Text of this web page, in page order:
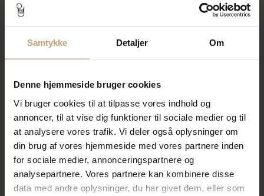
Samtykke Detaljer Om
Denne hjemmeside bruger cookies
Vi bruger cookies til at tilpasse vores indhold og
annoncer, til at vise dig funktioner til sociale medier og til
at analysere vores trafik. Vi deler også oplysninger om
din brug af vores hjemmeside med vores partnere inden
for sociale medier, annonceringspartnere og
analysepartnere. Vores partnere kan kombinere disse
data med andre oplysninger, du har givet dem, eller som
nylon m. sølv lås
3.175,00 kr
På fjernlager På fjernlager